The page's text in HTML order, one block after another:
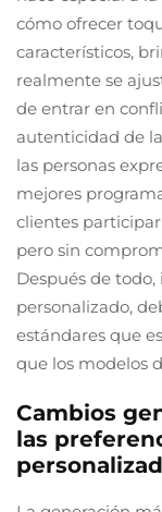
cómo ofrecer
característicos,
realmente se
de entrar en
autenticidad de
las personas
mejores
clientes
pero sin
Después de
personalizado,
estándares que
que los modelos
Cambios
las